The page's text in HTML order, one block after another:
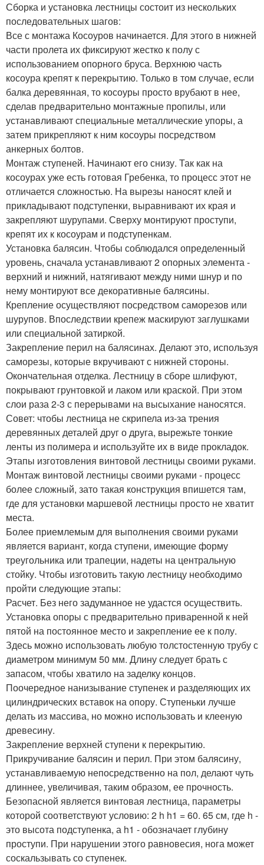
Сборка и установка лестницы состоит из нескольких
последовательных шагов:
Все с монтажа Косоуров начинается. Для этого в нижней
части пролета их фиксируют жестко к полу с
использованием опорного бруса. Верхнюю часть
косоура крепят к перекрытию. Только в том случае, если
балка деревянная, то косоуры просто врубают в нее,
сделав предварительно монтажные пропилы, или
устанавливают специальные металлические упоры, а
затем прикрепляют к ним косоуры посредством
анкерных болтов.
Монтаж ступеней. Начинают его снизу. Так как на
косоурах уже есть готовая Гребенка, то процесс этот не
отличается сложностью. На вырезы наносят клей и
прикладывают подступенки, выравнивают их края и
закрепляют шурупами. Сверху монтируют проступи,
крепят их к косоурам и подступенкам.
Установка балясин. Чтобы соблюдался определенный
уровень, сначала устанавливают 2 опорных элемента -
верхний и нижний, натягивают между ними шнур и по
нему монтируют все декоративные балясины.
Крепление осуществляют посредством саморезов или
шурупов. Впоследствии крепеж маскируют заглушками
или специальной затиркой.
Закрепление перил на балясинах. Делают это, используя
саморезы, которые вкручивают с нижней стороны.
Окончательная отделка. Лестницу в сборе шлифуют,
покрывают грунтовкой и лаком или краской. При этом
слои раза 2-3 с перерывами на высыхание наносятся.
Совет: чтобы лестница не скрипела из-за трения
деревянных деталей друг о друга, вырежьте тонкие
ленты из полимера и используйте их в виде прокладок.
Этапы изготовления винтовой лестницы своими руками.
Монтаж винтовой лестницы своими руками - процесс
более сложный, зато такая конструкция впишется там,
где для установки маршевой лестницы просто не хватит
места.
Более приемлемым для выполнения своими руками
является вариант, когда ступени, имеющие форму
треугольника или трапеции, надеты на центральную
стойку. Чтобы изготовить такую лестницу необходимо
пройти следующие этапы:
Расчет. Без него задуманное не удастся осуществить.
Установка опоры с предварительно приваренной к ней
пятой на постоянное место и закрепление ее к полу.
Здесь можно использовать любую толстостенную трубу с
диаметром минимум 50 мм. Длину следует брать с
запасом, чтобы хватило на заделку концов.
Поочередное нанизывание ступенек и разделяющих их
цилиндрических вставок на опору. Ступеньки лучше
делать из массива, но можно использовать и клееную
древесину.
Закрепление верхней ступени к перекрытию.
Прикручивание балясин и перил. При этом балясину,
устанавливаемую непосредственно на пол, делают чуть
длиннее, увеличивая, таким образом, ее прочность.
Безопасной является винтовая лестница, параметры
которой соответствуют условию: 2 h h1 = 60. 65 см, где h -
это высота подступенка, а h1 - обозначает глубину
проступи. При нарушении этого равновесия, нога может
соскальзывать со ступенек.